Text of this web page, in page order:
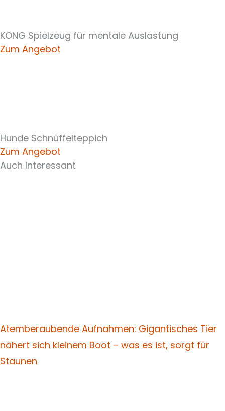
KONG Spielzeug für mentale Auslastung
Zum Angebot
Hunde Schnüffelteppich
Zum Angebot
Auch Interessant
Atemberaubende Aufnahmen: Gigantisches Tier
nähert sich kleinem Boot – was es ist, sorgt für
Staunen